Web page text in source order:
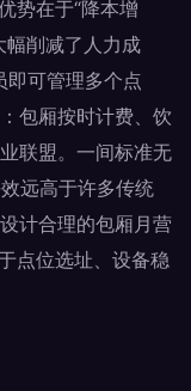
势在于“降本增
幅削减了人力成
即可管理多个点
包厢按时计费、饮
联盟。一间标准无
远高于许多传统
计合理的包厢月营
点位选址、设备稳